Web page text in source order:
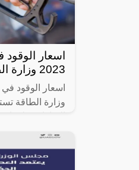
اسعار
2023 وزارة الطاقة
وزارة الطاقة